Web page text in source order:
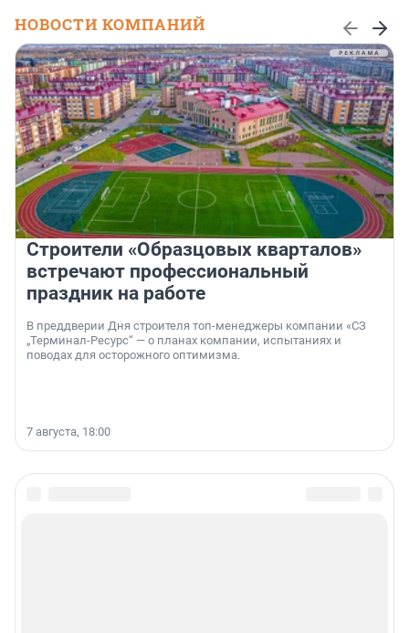
НОВОСТИ КОМПАНИЙ
Строители «Образцовых кварталов»
встречают профессиональный
праздник на работе
В преддверии Дня строителя топ-менеджеры компании «СЗ
„Терминал-Ресурс“ — о планах компании, испытаниях и
поводах для осторожного оптимизма.
7 августа, 18:00